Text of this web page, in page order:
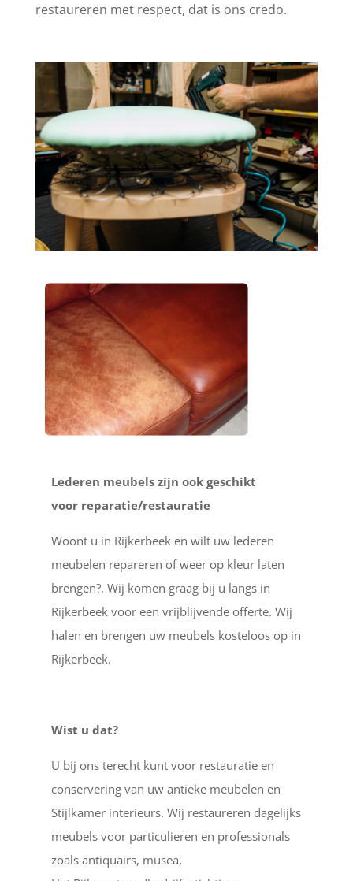
restaureren met respect, dat is ons credo.
Lederen meubels zijn ook geschikt
voor reparatie/restauratie
Woont u in Rijkerbeek en wilt uw lederen
meubelen repareren of weer op kleur laten
brengen?. Wij komen graag bij u langs in
Rijkerbeek voor een vrijblijvende offerte. Wij
halen en brengen uw meubels kosteloos op in
Rijkerbeek.
Wist u dat?
U bij ons terecht kunt voor restauratie en
conservering van uw antieke meubelen en
Stijlkamer interieurs. Wij restaureren dagelijks
meubels voor particulieren en professionals
zoals antiquairs, musea,